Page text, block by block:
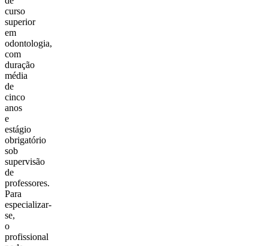
curso
superior
em
odontologia,
com
duração
média
de
cinco
anos
e
estágio
obrigatório
sob
supervisão
de
professores.
Para
especializar-
se,
o
profissional